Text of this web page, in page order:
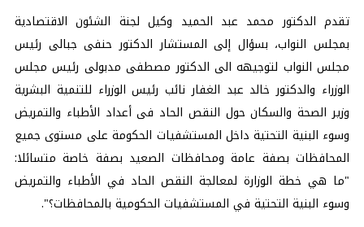
تقدم الدكتور محمد عبد الحميد وكيل لجنة الشئون الاقتصادية
بمجلس النواب، بسؤال إلى المستشار الدكتور حنفى جبالى رئيس
مجلس النواب لتوجيهه الى الدكتور مصطفى مدبولى رئيس مجلس
الوزراء والدكتور خالد عبد الغفار نائب رئيس الوزراء للتنمية البشرية
وزير الصحة والسكان حول النقص الحاد فى أعداد الأطباء والتمريض
وسوء البنية التحتية داخل المستشفيات الحكومة على مستوى جميع
المحافظات بصفة عامة ومحافظات الصعيد بصفة خاصة متسائلا:
"ما هي خطة الوزارة لمعالجة النقص الحاد في الأطباء والتمريض
وسوء البنية التحتية في المستشفيات الحكومية بالمحافظات؟".